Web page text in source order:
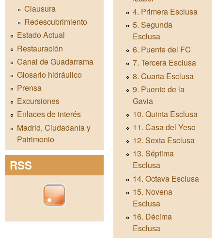
Clausura
Redescubrimiento
Estado Actual
Restauración
Canal de Guadarrama
Glosario hidráulico
Prensa
Excursiones
Enlaces de interés
Madrid, Ciudadanía y
Patrimonio
RSS
4. Primera Esclusa
5. Segunda
Esclusa
6. Puente del FC
7. Tercera Esclusa
8. Cuarta Esclusa
9. Puente de la
Gavia
10. Quinta Esclusa
11. Casa del Yeso
12. Sexta Esclusa
13. Séptima
Esclusa
14. Octava Esclusa
15. Novena
Esclusa
16. Décima
Esclusa